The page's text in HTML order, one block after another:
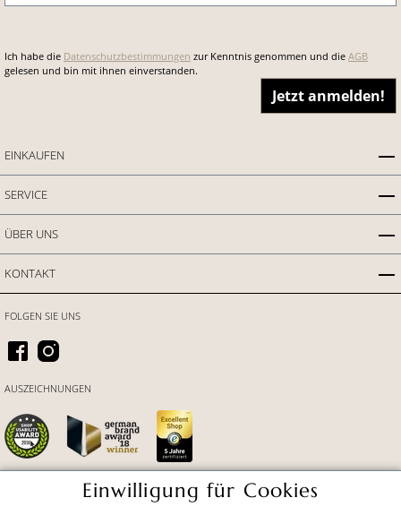
Ich habe die Datenschutzbestimmungen zur Kenntnis genommen und die AGB
gelesen und bin mit ihnen einverstanden.
Jetzt anmelden!
EINKAUFEN
SERVICE
ÜBER UNS
KONTAKT
FOLGEN SIE UNS
AUSZEICHNUNGEN
Einwilligung für Cookies